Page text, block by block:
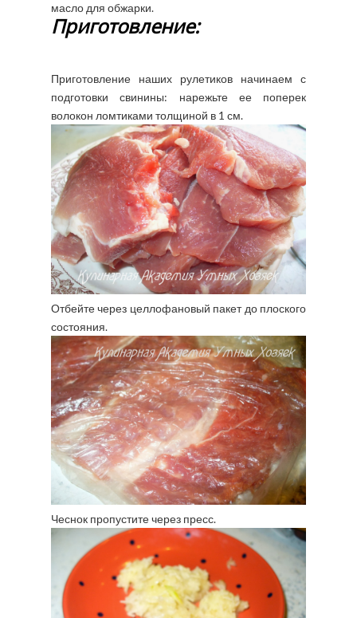
масло для обжарки.
Приготовление:
Приготовление наших рулетиков начинаем с
подготовки свинины: нарежьте ее поперек
волокон ломтиками толщиной в 1 см.
Отбейте через целлофановый пакет до плоского
состояния.
Чеснок пропустите через пресс.